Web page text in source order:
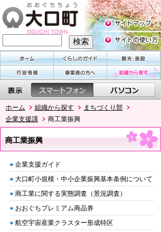
ホーム 組織から探す
まちづくり部
企業支援課
商工業振興
商工業振興
企業支援ガイド
大口町小規模・中小企業振興基本条例について
商工業に関する実態調査（景況調査）
おおぐちプレミアム商品券
航空宇宙産業クラスター形成特区